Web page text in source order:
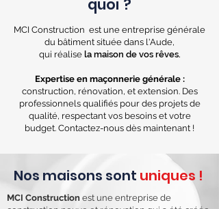
quoi ?
MCI Construction est une entreprise générale
du bâtiment située dans l'Aude,
qui réalisela maison de vos rêves.
Expertise en maçonnerie générale :
construction, rénovation, et extension. Des
professionnels qualifiés pour des projets de
qualité, respectant vos besoins et votre
budget. Contactez-nous dès maintenant !
Nos maisons sont uniques !
MCI Construction est une entreprise de